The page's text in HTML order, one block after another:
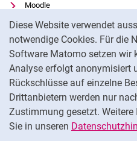
Diese Website verwendet
notwendige Cookies. Für die
Software Matomo setzen wir
Analyse erfolgt anonymisiert
Rückschlüsse auf einzelne
Drittanbietern werden nur
Zustimmung gesetzt.
Sie in unseren
Moodle
Panopto
Universitätsbibliothek
Datenschutz
Barrierefreiheit
Transparenter KI-Einsatz